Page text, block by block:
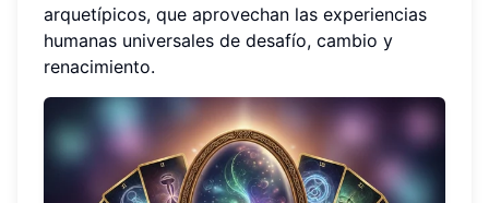
arquetípicos, que aprovechan las experiencias
humanas universales de desafío, cambio y
renacimiento.